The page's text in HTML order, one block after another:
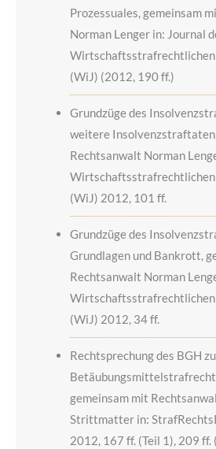
Prozessuales, gemeinsam
Norman Lenger in: Journal
Wirtschaftsstrafrechtlichen
(WiJ) (2012, 190 ff.)
Grundzüge des
weitere
Rechtsanwalt Norman
Wirtschaftsstrafrechtlichen
(WiJ) 2012, 101 ff.
Grundzüge des
Grundlagen und Bankrott,
Rechtsanwalt Norman
Wirtschaftsstrafrechtlichen
(WiJ) 2012, 34 ff.
Rechtsprechung des BGH
gemeinsam mit
Strittmatter in:
2012, 167 ff. (Teil 1), 209 ff.